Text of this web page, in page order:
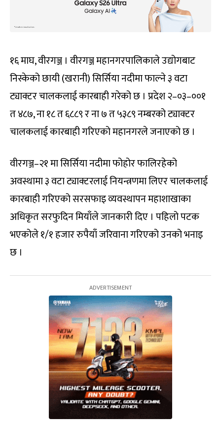
१६ माघ, वीरगञ्ज । वीरगञ्ज महानगरपालिकाले उद्योगबाट
निस्केको छायी (खरानी) सिर्सिया नदीमा फाल्ने ३ वटा
ट्याक्टर चालकलाई कारबाही गरेको छ । प्रदेश २–०३–००१
त ४८७, ना १८ त ६८८९ र ना ७ त ५३८९ नम्बरको ट्याक्टर
चालकलाई कारबाही गरिएको महानगरले जनाएको छ ।
वीरगञ्ज–२१ मा सिर्सिया नदीमा फोहोर फालिरहेको
अवस्थामा ३ वटा ट्याक्टरलाई नियन्त्रणमा लिएर चालकलाई
कारबाही गरिएको सरसफाइ व्यवस्थापन महाशाखाका
अधिकृत सरफुदिन मियाँले जानकारी दिए । पहिलो पटक
भएकोले १/१ हजार रुपैयाँ जरिवाना गरिएको उनको भनाइ
छ ।